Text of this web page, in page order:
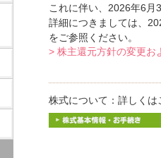
これに伴い、2026年6月
詳細につきましては、
をご参照ください。
> 株主還元方針の変更お
株式について：詳しく